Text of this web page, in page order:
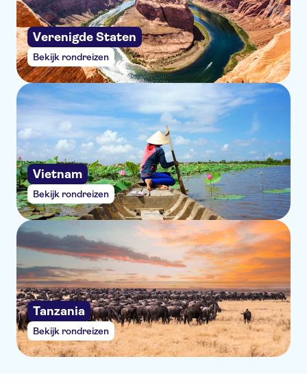
Verenigde Staten
Bekijk rondreizen
Vietnam
Bekijk rondreizen
Tanzania
Bekijk rondreizen